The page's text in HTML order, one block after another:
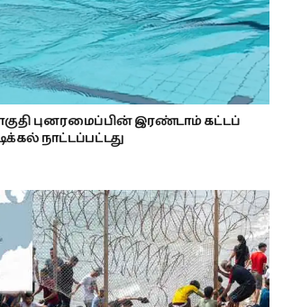
புனரமைப்பின் இரண்டாம் கட்டப்
நாட்டப்பட்டது